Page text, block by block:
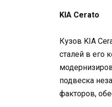
KIA Cerato
Кузов KIA
сталей в его
подвеска
факторов,